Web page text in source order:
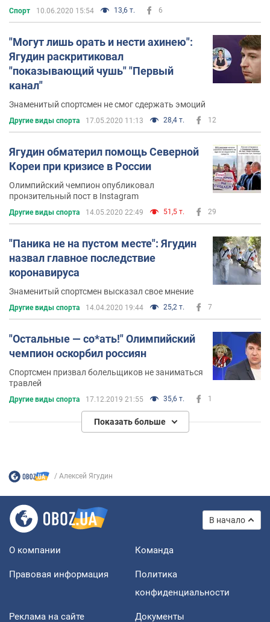
Спорт 10.06.2020 15:54 13,6 т. 6
"Могут лишь орать и нести ахинею":
Ягудин раскритиковал
"показывающий чушь" "Первый
канал"
Знаменитый спортсмен не смог сдержать эмоций
Другие виды спорта 17.05.2020 11:13 28,4 т. 12
Ягудин обматерил помощь Северной
Кореи при кризисе в России
Олимпийский чемпион опубликовал
пронзительный пост в Instagram
Другие виды спорта 14.05.2020 22:49 51,5 т. 29
"Паника не на пустом месте": Ягудин
назвал главное последствие
коронавируса
Знаменитый спортсмен высказал свое мнение
Другие виды спорта 14.04.2020 19:44 25,2 т. 7
"Остальные — со*ать!" Олимпийский
чемпион оскорбил россиян
Спортсмен призвал болельщиков не заниматься
травлей
Другие виды спорта 17.12.2019 21:55 35,6 т. 1
Показать больше
Алексей Ягудин
В начало
О компании Команда
Правовая информация
Политика
конфиденциальности
Реклама на сайте Документы